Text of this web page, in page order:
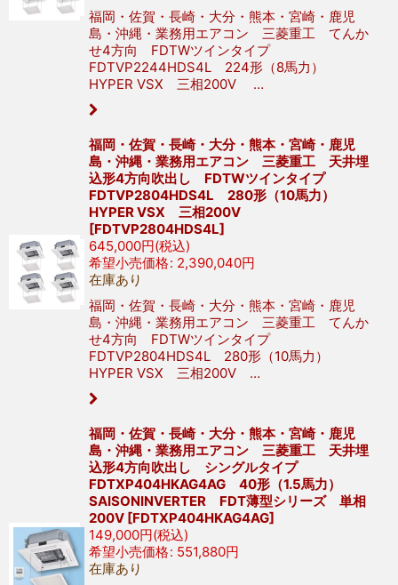
福岡・佐賀・長崎・大分・熊本・宮崎・鹿児
島・沖縄・業務用エアコン 三菱重工 てんか
せ4方向 FDTWツインタイプ
FDTVP2244HDS4L 224形（8馬力）
HYPER VSX 三相200V …
福岡・佐賀・長崎・大分・熊本・宮崎・鹿児
島・沖縄・業務用エアコン 三菱重工 天井埋
込形4方向吹出し FDTWツインタイプ
FDTVP2804HDS4L 280形（10馬力）
HYPER VSX 三相200V
[FDTVP2804HDS4L]
645,000円(税込)
希望小売価格: 2,390,040円
在庫あり
福岡・佐賀・長崎・大分・熊本・宮崎・鹿児
島・沖縄・業務用エアコン 三菱重工 てんか
せ4方向 FDTWツインタイプ
FDTVP2804HDS4L 280形（10馬力）
HYPER VSX 三相200V …
福岡・佐賀・長崎・大分・熊本・宮崎・鹿児
島・沖縄・業務用エアコン 三菱重工 天井埋
込形4方向吹出し シングルタイプ
FDTXP404HKAG4AG 40形（1.5馬力）
SAISONINVERTER FDT薄型シリーズ 単相
200V [FDTXP404HKAG4AG]
149,000円(税込)
希望小売価格: 551,880円
在庫あり